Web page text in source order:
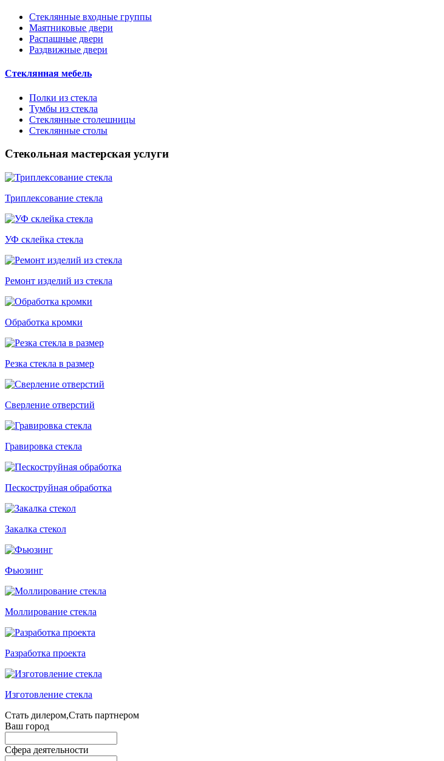
Стеклянные входные группы
Маятниковые двери
Распашные двери
Раздвижные двери
Стеклянная мебель
Полки из стекла
Тумбы из стекла
Стеклянные столешницы
Стеклянные столы
Стекольная мастерская услуги
Триплексование стекла
УФ склейка стекла
Ремонт изделий из стекла
Обработка кромки
Резка стекла в размер
Сверление отверстий
Гравировка стекла
Пескоструйная обработка
Закалка стекол
Фьюзинг
Моллирование стекла
Разработка проекта
Изготовление стекла
Стать дилером,Стать партнером
Ваш город
Сфера деятельности